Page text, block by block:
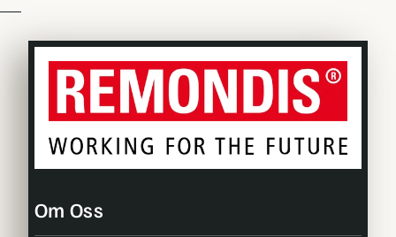
Om Oss